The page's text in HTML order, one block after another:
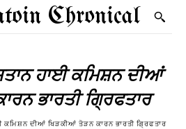
Chronical
ਹਾਈ ਕਮਿਸ਼ਨ ਦੀਆਂ
ਭਾਰਤੀ ਗਿ੍ਰਫਤਾਰ
ਕਮਿਸ਼ਨ ਦੀਆਂ ਖਿੜਕੀਆਂ ਤੋੜਨ ਕਾਰਨ ਭਾਰਤੀ ਗਿ੍ਰਫਤਾਰ